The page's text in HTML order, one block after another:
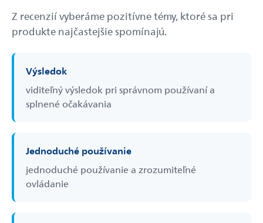
Z recenzií vyberáme pozitívne témy, ktoré sa pri
produkte najčastejšie spomínajú.
Výsledok
viditeľný výsledok pri správnom používaní a
splnené očakávania
Jednoduché používanie
jednoduché používanie a zrozumiteľné
ovládanie